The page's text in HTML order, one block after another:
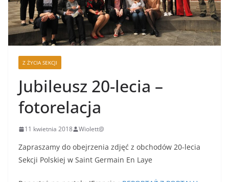
Z ŻYCIA SEKCJI
Jubileusz 20-lecia –
fotorelacja
11 kwietnia 2018 Wiolett@
Zapraszamy do obejrzenia zdjęć z obchodów 20-lecia
Sekcji Polskiej w Saint Germain En Laye